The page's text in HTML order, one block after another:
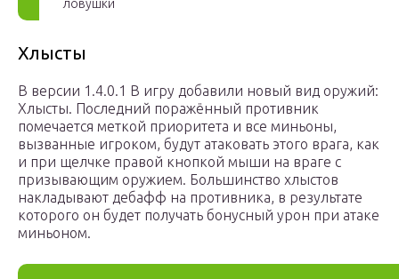
ловушки
Хлысты
В версии 1.4.0.1 В игру добавили новый вид оружий:
Хлысты. Последний поражённый противник
помечается меткой приоритета и все миньоны,
вызванные игроком, будут атаковать этого врага, как
и при щелчке правой кнопкой мыши на враге с
призывающим оружием. Большинство хлыстов
накладывают дебафф на противника, в результате
которого он будет получать бонусный урон при атаке
миньоном.